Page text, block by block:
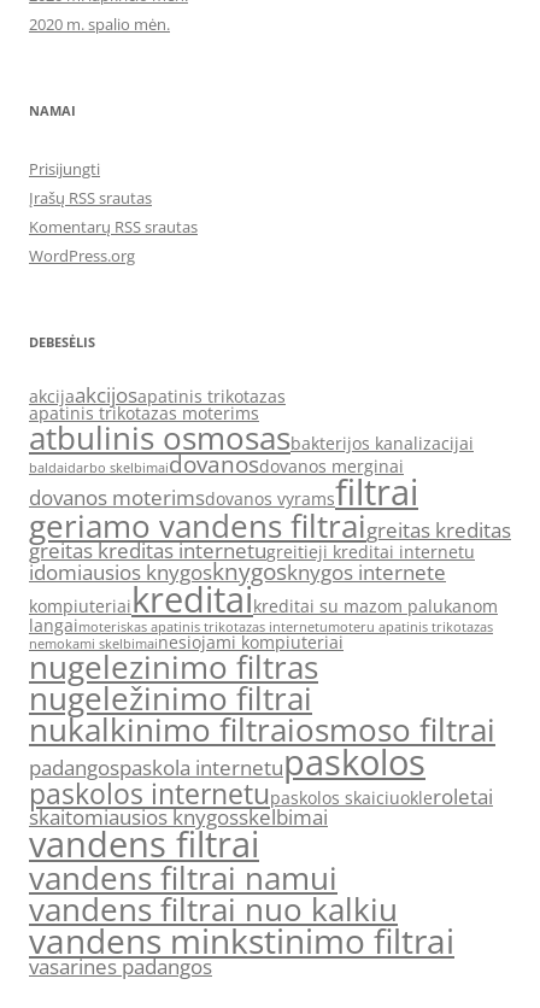
2020 m. spalio mėn.
NAMAI
Prisijungti
Įrašų RSS srautas
Komentarų RSS srautas
WordPress.org
DEBESĖLIS
akcijaakcijosapatinis trikotazas
apatinis trikotazas moterims
atbulinis osmosasbakterijos kanalizacijai
baldaidarbo skelbimaidovanosdovanos merginai
dovanos moterimsdovanos vyramsfiltrai
geriamo vandens filtraigreitas kreditas
greitas kreditas internetugreitieji kreditai internetu
idomiausios knygosknygosknygos internete
kompiuteriaikreditaikreditai su mazom palukanom
langaimoteriskas apatinis trikotazas internetumoteru apatinis trikotazas
nemokami skelbimainesiojami kompiuteriai
nugelezinimo filtras
nugeležinimo filtrai
nukalkinimo filtraiosmoso filtrai
padangospaskola internetupaskolos
paskolos internetupaskolos skaiciuokleroletai
skaitomiausios knygosskelbimai
vandens filtrai
vandens filtrai namui
vandens filtrai nuo kalkiu
vandens minkstinimo filtrai
vasarines padangos